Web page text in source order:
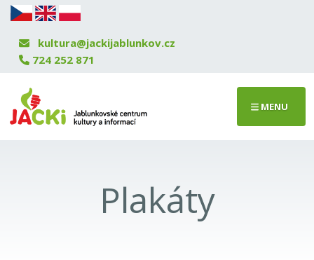
kultura@jackijablunkov.cz
724 252 871
MENU
Plakáty